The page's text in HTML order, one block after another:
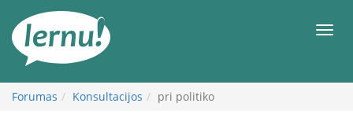
turinį
Forumas Konsultacijos pri politiko